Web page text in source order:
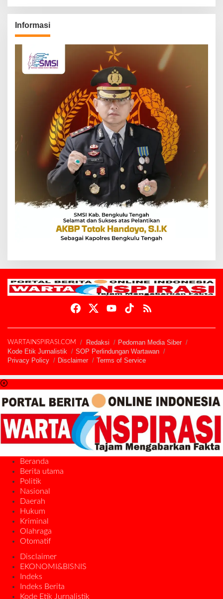
Informasi
WARTAINSPIRASI.COM Redaksi
Pedoman Media Siber
Kode Etik Jurnalistik
SOP Perlindungan Wartawan
Privacy Policy
Disclaimer Terms of Service
Beranda
Berita utama
Politik
Nasional
Daerah
Hukum
Kriminal
Olahraga
Otomatif
Disclaimer
EKONOMI&BISNIS
Indeks
Indeks Berita
Kode Etik Jurnalistik